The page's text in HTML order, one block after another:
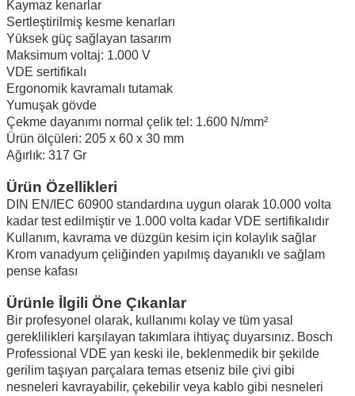
Kaymaz kenarlar
Sertleştirilmiş kesme kenarları
Yüksek güç sağlayan tasarım
Maksimum voltaj: 1.000 V
VDE sertifikalı
Ergonomik kavramalı tutamak
Yumuşak gövde
Çekme dayanımı normal çelik tel: 1.600 N/mm²
Ürün ölçüleri: 205 x 60 x 30 mm
Ağırlık: 317 Gr
Ürün Özellikleri
DIN EN/IEC 60900 standardına uygun olarak 10.000 volta
kadar test edilmiştir ve 1.000 volta kadar VDE sertifikalıdır
Kullanım, kavrama ve düzgün kesim için kolaylık sağlar
Krom vanadyum çeliğinden yapılmış dayanıklı ve sağlam
pense kafası
Ürünle İlgili Öne Çıkanlar
Bir profesyonel olarak, kullanımı kolay ve tüm yasal
gereklilikleri karşılayan takımlara ihtiyaç duyarsınız. Bosch
Professional VDE yan keski ile, beklenmedik bir şekilde
gerilim taşıyan parçalara temas etseniz bile çivi gibi
nesneleri kavrayabilir, çekebilir veya kablo gibi nesneleri